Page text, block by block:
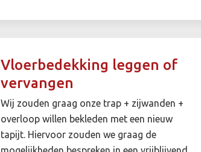
Vloerbedekking leggen of
vervangen
Wij zouden graag onze trap + zijwanden +
overloop willen bekleden met een nieuw
tapijt. Hiervoor zouden we graag de